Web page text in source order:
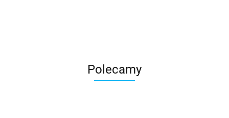
Polecamy